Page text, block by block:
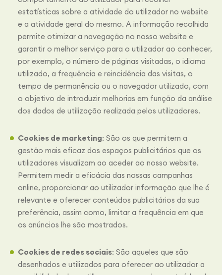
estatísticas sobre a atividade do utilizador no website
e a atividade geral do mesmo. A informação recolhida
permite otimizar a navegação no nosso website e
garantir o melhor serviço para o utilizador ao conhecer,
por exemplo, o número de páginas visitadas, o idioma
utilizado, a frequência e reincidência das visitas, o
tempo de permanência ou o navegador utilizado, com
o objetivo de introduzir melhorias em função da análise
dos dados de utilização realizada pelos utilizadores.
Cookies de marketing: São os que permitem a
gestão mais eficaz dos espaços publicitários que os
utilizadores visualizam ao aceder ao nosso website.
Permitem medir a eficácia das nossas campanhas
online, proporcionar ao utilizador informação que lhe é
relevante e oferecer conteúdos publicitários da sua
preferência, assim como, limitar a frequência em que
os anúncios lhe são mostrados.
Cookies de redes sociais: São aqueles que são
desenhados e utilizados para oferecer ao utilizador a